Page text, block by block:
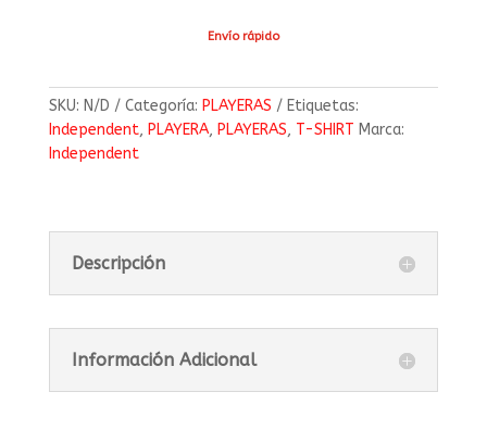
Envío rápido
SKU: N/D Categoría: PLAYERAS
Etiquetas:
Independent, PLAYERA, PLAYERAS, T-SHIRT Marca:
Independent
Descripción
Información Adicional